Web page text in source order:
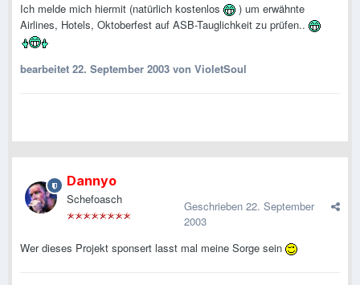
Ich melde mich hiermit (natürlich kostenlos
) um erwähnte
Airlines, Hotels, Oktoberfest auf ASB-Tauglichkeit zu prüfen..
bearbeitet 22. September 2003 von VioletSoul
Dannyo
Schefoasch Geschrieben 22. September
2003
Wer dieses Projekt sponsert lasst mal meine Sorge sein